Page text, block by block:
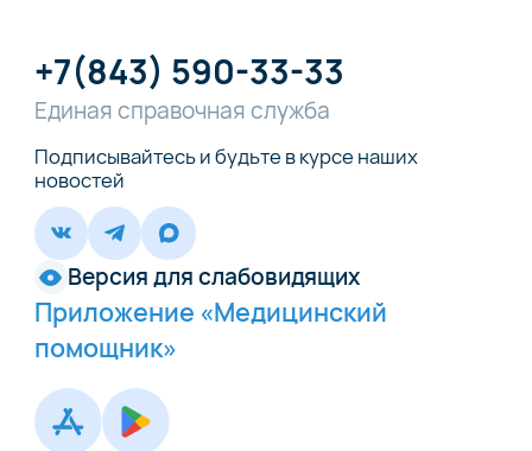
+7(843) 590-33-33
Единая справочная служба
Подписывайтесь и будьте в курсе наших
новостей
Версия для слабовидящих
Приложение «Медицинский
помощник»